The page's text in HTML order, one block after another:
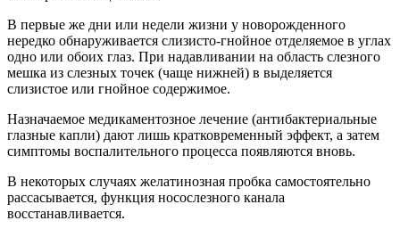
В первые же дни или недели жизни у новорожденного
нередко обнаруживается слизисто-гнойное отделяемое в углах
одно или обоих глаз. При надавливании на область слезного
мешка из слезных точек (чаще нижней) в выделяется
слизистое или гнойное содержимое.
Назначаемое медикаментозное лечение (антибактериальные
глазные капли) дают лишь кратковременный эффект, а затем
симптомы воспалительного процесса появляются вновь.
В некоторых случаях желатинозная пробка самостоятельно
рассасывается, функция носослезного канала
восстанавливается.